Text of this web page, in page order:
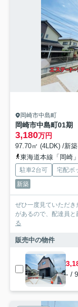
岡崎市中島町
3,180万円
97.70㎡ (4LDK) /新
東海道本線「岡崎
駐車2台可 宅配ボ
新築
ぜひ一度見ていただ
があるので、配達員
る
販売中の物件
- /